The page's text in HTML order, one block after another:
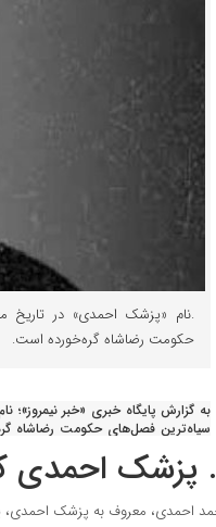
.نام «پزشک احمدی» در تاریخ
حکومت رضاشاه گره‌خورده است.
به گزارش پایگاه خبری «خبر نیمروز»؛
سیاه‌ترین فصل‌های حکومت رضاشاه
روش‌های پنهان و خشن سرکوب در آن
احمدی، معروف به پزشک احمدی،